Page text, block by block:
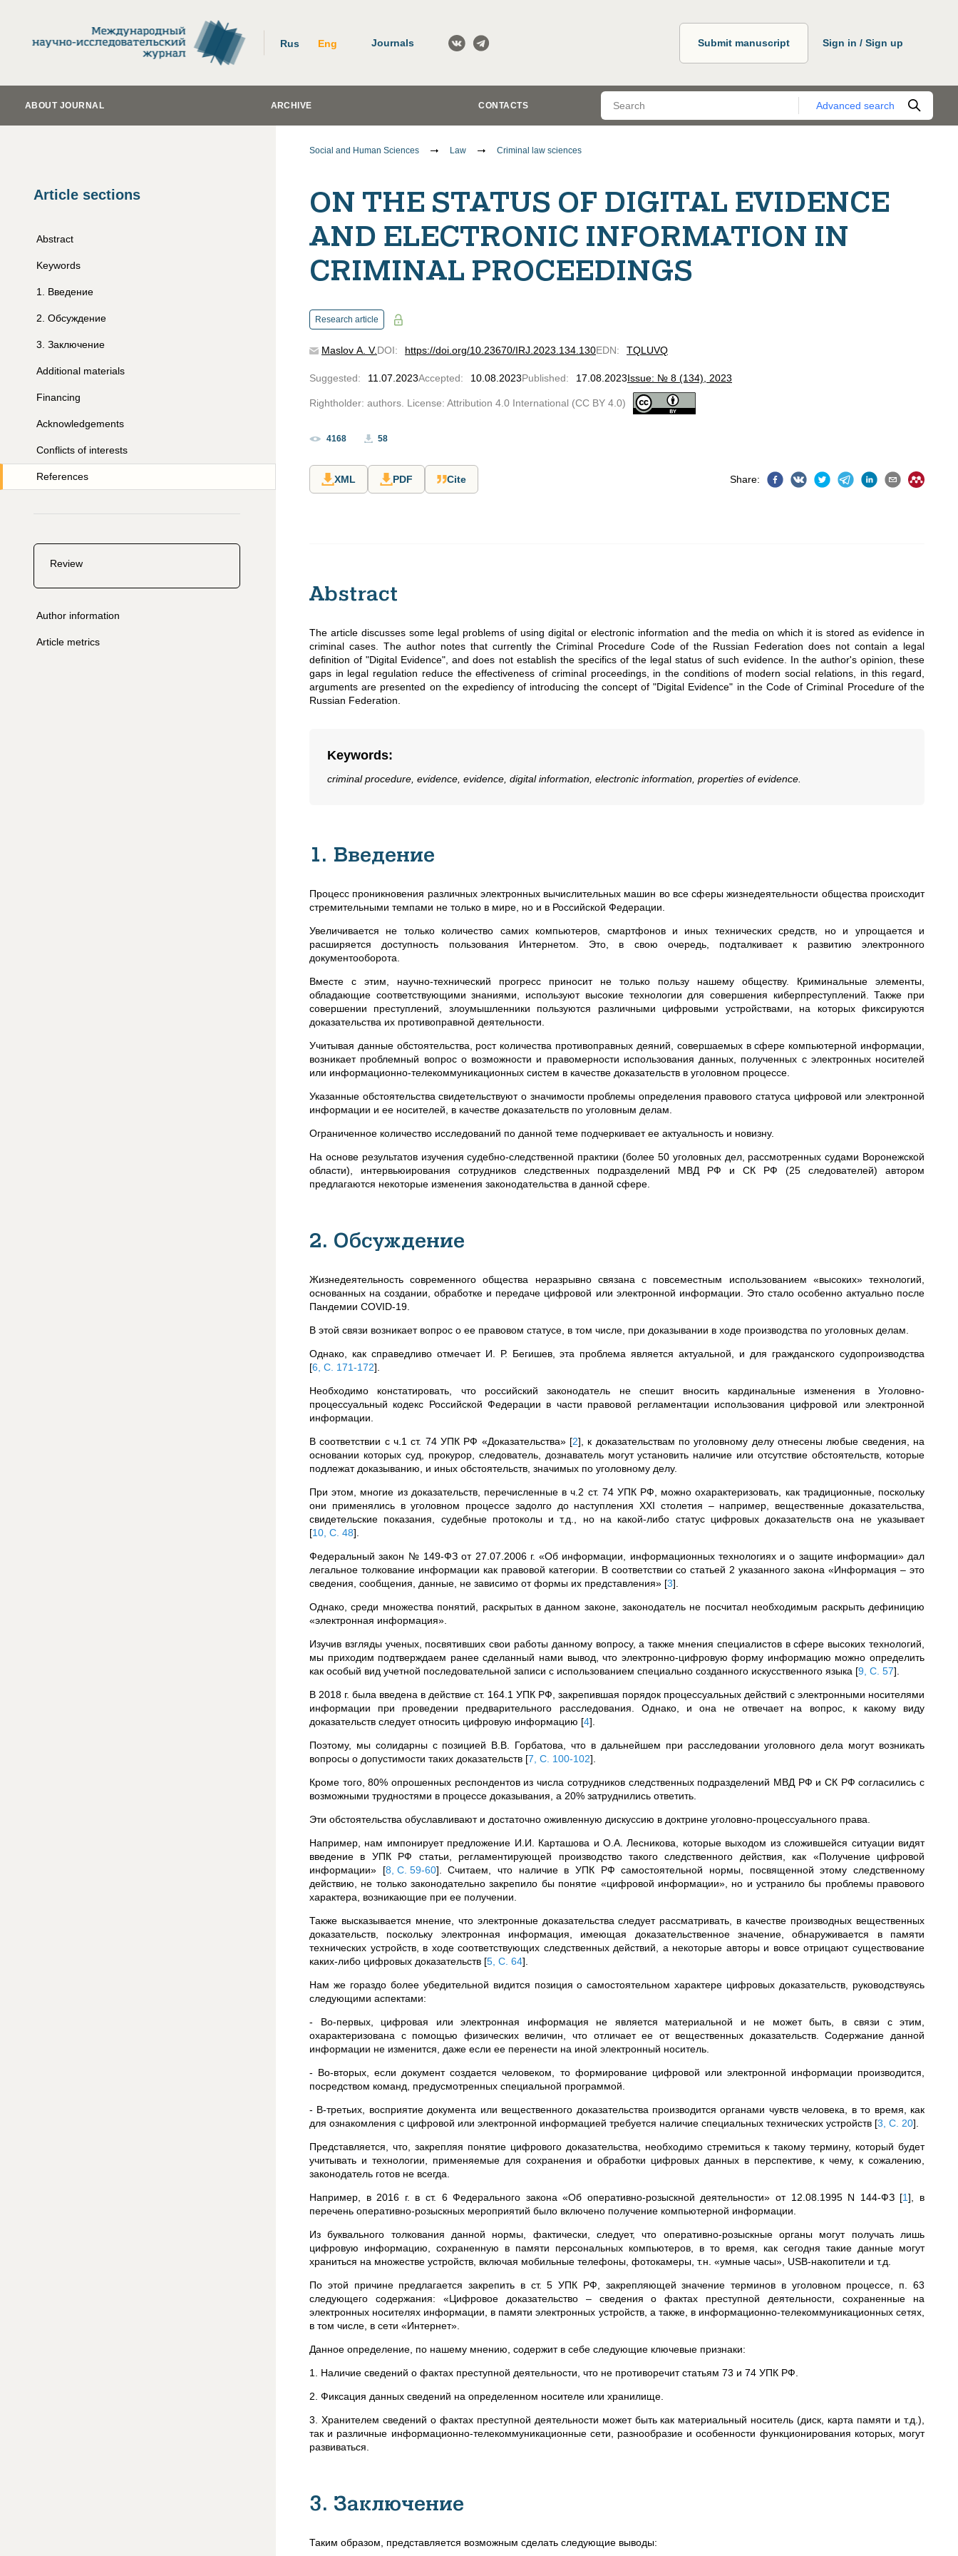
Rus Eng Journals Submit manuscript Sign in / Sign up
ABOUT JOURNAL ARCHIVE CONTACTS Advanced search
Article sections
Abstract
Keywords
1 Введение
2 Обсуждение
3 Заключение
Additional materials
Financing
Acknowledgements
Conflicts of interests
References
Review
Author information
Article metrics
Social and Human Sciences Law Criminal law sciences
ON THE STATUS OF DIGITAL EVIDENCE
AND ELECTRONIC INFORMATION IN
CRIMINAL PROCEEDINGS
Research article
Maslov A. V.DOI: https://doi.org/10.23670/IRJ.2023.134.130EDN: TQLUVQ
Suggested: 11.07.2023Accepted: 10.08.2023Published: 17.08.2023Issue: № 8 (134), 2023
Rightholder: authors. License: Attribution 4.0 International (CC BY 4.0)
4168 58
XML PDF Cite Share:
Abstract
The article discusses some legal problems of using digital or electronic information and the media on which it is stored as evidence in
criminal cases. The author notes that currently the Criminal Procedure Code of the Russian Federation does not contain a legal
definition of "Digital Evidence", and does not establish the specifics of the legal status of such evidence. In the author's opinion, these
gaps in legal regulation reduce the effectiveness of criminal proceedings, in the conditions of modern social relations, in this regard,
arguments are presented on the expediency of introducing the concept of "Digital Evidence" in the Code of Criminal Procedure of the
Russian Federation.
Keywords:
criminal procedure, evidence, evidence, digital information, electronic information, properties of evidence.
1. Введение
Процесс проникновения различных электронных вычислительных машин во все сферы жизнедеятельности общества происходит
стремительными темпами не только в мире, но и в Российской Федерации.
Увеличивается не только количество самих компьютеров, смартфонов и иных технических средств, но и упрощается и
расширяется доступность пользования Интернетом. Это, в свою очередь, подталкивает к развитию электронного
документооборота.
Вместе с этим, научно-технический прогресс приносит не только пользу нашему обществу. Криминальные элементы,
обладающие соответствующими знаниями, используют высокие технологии для совершения киберпреступлений. Также при
совершении преступлений, злоумышленники пользуются различными цифровыми устройствами, на которых фиксируются
доказательства их противоправной деятельности.
Учитывая данные обстоятельства, рост количества противоправных деяний, совершаемых в сфере компьютерной информации,
возникает проблемный вопрос о возможности и правомерности использования данных, полученных с электронных носителей
или информационно-телекоммуникационных систем в качестве доказательств в уголовном процессе.
Указанные обстоятельства свидетельствуют о значимости проблемы определения правового статуса цифровой или электронной
информации и ее носителей, в качестве доказательств по уголовным делам.
Ограниченное количество исследований по данной теме подчеркивает ее актуальность и новизну.
На основе результатов изучения судебно-следственной практики (более 50 уголовных дел, рассмотренных судами Воронежской
области), интервьюирования сотрудников следственных подразделений МВД РФ и СК РФ (25 следователей) автором
предлагаются некоторые изменения законодательства в данной сфере.
2. Обсуждение
Жизнедеятельность современного общества неразрывно связана с повсеместным использованием «высоких» технологий,
основанных на создании, обработке и передаче цифровой или электронной информации. Это стало особенно актуально после
Пандемии COVID-19.
В этой связи возникает вопрос о ее правовом статусе, в том числе, при доказывании в ходе производства по уголовных делам.
Однако, как справедливо отмечает И. Р. Бегишев, эта проблема является актуальной, и для гражданского судопроизводства
[6, С. 171-172]
Необходимо констатировать, что российский законодатель не спешит вносить кардинальные изменения в Уголовно-
процессуальный кодекс Российской Федерации в части правовой регламентации использования цифровой или электронной
информации.
В соответствии с ч.1 ст. 74 УПК РФ «Доказательства» [2] , к доказательствам по уголовному делу отнесены любые сведения, на
основании которых суд, прокурор, следователь, дознаватель могут установить наличие или отсутствие обстоятельств, которые
подлежат доказыванию, и иных обстоятельств, значимых по уголовному делу.
При этом, многие из доказательств, перечисленные в ч.2 ст. 74 УПК РФ, можно охарактеризовать, как традиционные, поскольку
они применялись в уголовном процессе задолго до наступления ХХI столетия – например, вещественные доказательства,
свидетельские показания, судебные протоколы и т.д., но на какой-либо статус цифровых доказательств она не указывает
[10, С. 48]
Федеральный закон № 149-ФЗ от 27.07.2006 г. «Об информации, информационных технологиях и о защите информации» дал
легальное толкование информации как правовой категории. В соответствии со статьей 2 указанного закона «Информация – это
сведения, сообщения, данные, не зависимо от формы их представления» [3]
Однако, среди множества понятий, раскрытых в данном законе, законодатель не посчитал необходимым раскрыть дефиницию
«электронная информация».
Изучив взгляды ученых, посвятивших свои работы данному вопросу, а также мнения специалистов в сфере высоких технологий,
мы приходим подтверждаем ранее сделанный нами вывод, что электронно-цифровую форму информацию можно определить
как особый вид учетной последовательной записи с использованием специально созданного искусственного языка [9, С. 57]
В 2018 г. была введена в действие ст. 164.1 УПК РФ, закрепившая порядок процессуальных действий с электронными носителями
информации при проведении предварительного расследования. Однако, и она не отвечает на вопрос, к какому виду
доказательств следует относить цифровую информацию [4]
Поэтому, мы солидарны с позицией В.В. Горбатова, что в дальнейшем при расследовании уголовного дела могут возникать
вопросы о допустимости таких доказательств [7, С. 100-102]
Кроме того, 80% опрошенных респондентов из числа сотрудников следственных подразделений МВД РФ и СК РФ согласились с
возможными трудностями в процессе доказывания, а 20% затруднились ответить.
Эти обстоятельства обуславливают и достаточно оживленную дискуссию в доктрине уголовно-процессуального права.
Например, нам импонирует предложение И.И. Карташова и О.А. Лесникова, которые выходом из сложившейся ситуации видят
введение в УПК РФ статьи, регламентирующей производство такого следственного действия, как «Получение цифровой
информации» [8, С. 59-60] . Считаем, что наличие в УПК РФ самостоятельной нормы, посвященной этому следственному
действию, не только законодательно закрепило бы понятие «цифровой информации», но и устранило бы проблемы правового
характера, возникающие при ее получении.
Также высказывается мнение, что электронные доказательства следует рассматривать, в качестве производных вещественных
доказательств, поскольку электронная информация, имеющая доказательственное значение, обнаруживается в памяти
технических устройств, в ходе соответствующих следственных действий, а некоторые авторы и вовсе отрицают существование
каких-либо цифровых доказательств [5, С. 64]
Нам же гораздо более убедительной видится позиция о самостоятельном характере цифровых доказательств, руководствуясь
следующими аспектами:
- Во-первых, цифровая или электронная информация не является материальной и не может быть, в связи с этим,
охарактеризована с помощью физических величин, что отличает ее от вещественных доказательств. Содержание данной
информации не изменится, даже если ее перенести на иной электронный носитель.
- Во-вторых, если документ создается человеком, то формирование цифровой или электронной информации производится,
посредством команд, предусмотренных специальной программой.
- В-третьих, восприятие документа или вещественного доказательства производится органами чувств человека, в то время, как
для ознакомления с цифровой или электронной информацией требуется наличие специальных технических устройств [3, С. 20]
Представляется, что, закрепляя понятие цифрового доказательства, необходимо стремиться к такому термину, который будет
учитывать и технологии, применяемые для сохранения и обработки цифровых данных в перспективе, к чему, к сожалению,
законодатель готов не всегда.
Например, в 2016 г. в ст. 6 Федерального закона «Об оперативно-розыскной деятельности» от 12.08.1995 N 144-ФЗ [1] , в
перечень оперативно-розыскных мероприятий было включено получение компьютерной информации.
Из буквального толкования данной нормы, фактически, следует, что оперативно-розыскные органы могут получать лишь
цифровую информацию, сохраненную в памяти персональных компьютеров, в то время, как сегодня такие данные могут
храниться на множестве устройств, включая мобильные телефоны, фотокамеры, т.н. «умные часы», USB-накопители и т.д.
По этой причине предлагается закрепить в ст. 5 УПК РФ, закрепляющей значение терминов в уголовном процессе, п. 63
следующего содержания: «Цифровое доказательство – сведения о фактах преступной деятельности, сохраненные на
электронных носителях информации, в памяти электронных устройств, а также, в информационно-телекоммуникационных сетях,
в том числе, в сети «Интернет».
Данное определение, по нашему мнению, содержит в себе следующие ключевые признаки:
1. Наличие сведений о фактах преступной деятельности, что не противоречит статьям 73 и 74 УПК РФ.
2. Фиксация данных сведений на определенном носителе или хранилище.
3. Хранителем сведений о фактах преступной деятельности может быть как материальный носитель (диск, карта памяти и т.д.),
так и различные информационно-телекоммуникационные сети, разнообразие и особенности функционирования которых, могут
развиваться.
3. Заключение
Таким образом, представляется возможным сделать следующие выводы: